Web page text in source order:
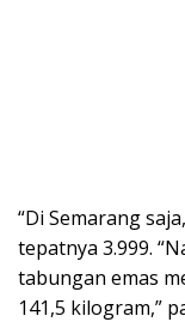
“Di Semarang
tepatnya 3.999.
tabungan emas
141,5 kilogram,”